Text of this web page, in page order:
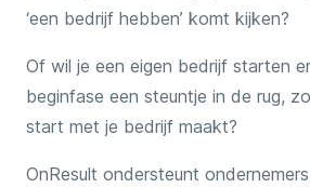
‘een bedrijf hebben’ komt kijken?
Of wil je een eigen bedrijf starten
beginfase een steuntje in de rug,
start met je bedrijf maakt?
OnResult ondersteunt